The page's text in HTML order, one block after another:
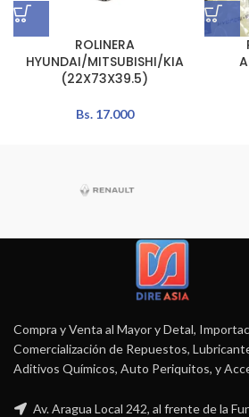
ROLINERA
HYUNDAI/MITSUBISHI/KIA
(22X73X39.5)
Bs.17.000
Compra y Venta al Mayor y Detal,
Comercialización de Repuestos,
Aditivos Químicos, Auto Periquitos, y
Av. Aragua Local 242, al frente de la